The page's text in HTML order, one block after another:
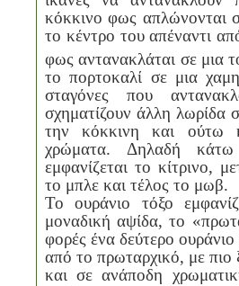
κόκκινο φως απλώνονται
το κέντρο του απέναντι
φως αντανακλάται σε μια
το πορτοκαλί σε μια
σταγόνες που
σχηματίζουν άλλη
την κόκκινη και ούτω
χρώματα. Δηλαδή
εμφανίζεται το κίτρινο,
το μπλε και τέλος το μωβ.
Το ουράνιο τόξο
μοναδική αψίδα, το
φορές ένα δεύτερο
από το πρωταρχικό, με
και σε ανάποδη